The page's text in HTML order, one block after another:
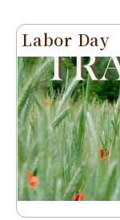
Labor Day